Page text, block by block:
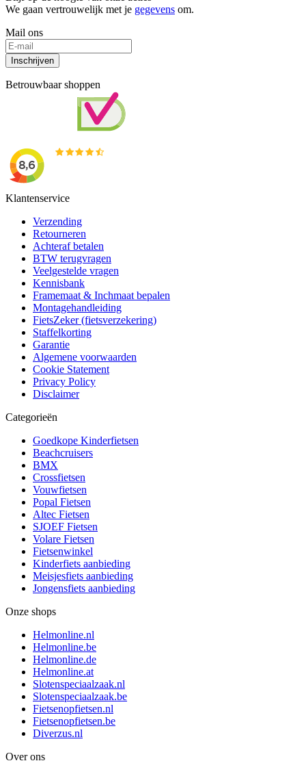
We gaan vertrouwelijk met je gegevens om.
Mail ons
Inschrijven
Betrouwbaar shoppen
Klantenservice
Verzending
Retourneren
Achteraf betalen
BTW terugvragen
Veelgestelde vragen
Kennisbank
Framemaat & Inchmaat bepalen
Montagehandleiding
FietsZeker (fietsverzekering)
Staffelkorting
Garantie
Algemene voorwaarden
Cookie Statement
Privacy Policy
Disclaimer
Categorieën
Goedkope Kinderfietsen
Beachcruisers
BMX
Crossfietsen
Vouwfietsen
Popal Fietsen
Altec Fietsen
SJOEF Fietsen
Volare Fietsen
Fietsenwinkel
Kinderfiets aanbieding
Meisjesfiets aanbieding
Jongensfiets aanbieding
Onze shops
Helmonline.nl
Helmonline.be
Helmonline.de
Helmonline.at
Slotenspeciaalzaak.nl
Slotenspeciaalzaak.be
Fietsenopfietsen.nl
Fietsenopfietsen.be
Diverzus.nl
Over ons